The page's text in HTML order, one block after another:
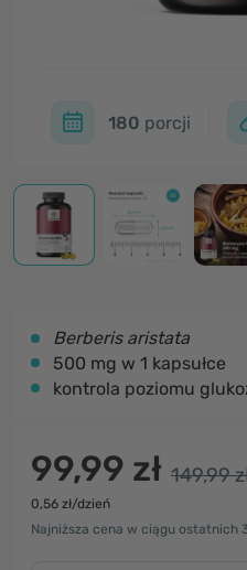
180 porcji
Berberis aristata
500 mg w 1 kapsułce
kontrola poziomu
99,99 zł 149,99
0,56 zł/dzień
Najniższa cena w ciągu ostatnich